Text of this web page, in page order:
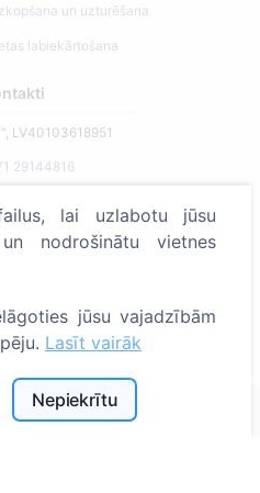
un uzturēšana
labiekārtošana
LV40103618951
29144816
visā Latvijā!
tiesības aizsargātas
un noteikumi.
lai uzlabotu jūsu
nodrošinātu vietnes
jūsu vajadzībām
Lasīt vairāk
Nepiekrītu